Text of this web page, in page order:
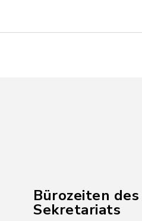
Bürozeiten des
Sekretariats